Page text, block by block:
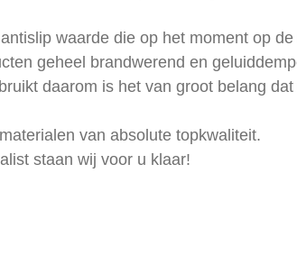
waarde die op het moment op
geheel brandwerend en
daarom is het van groot belang
van absolute topkwaliteit.
staan wij voor u klaar!